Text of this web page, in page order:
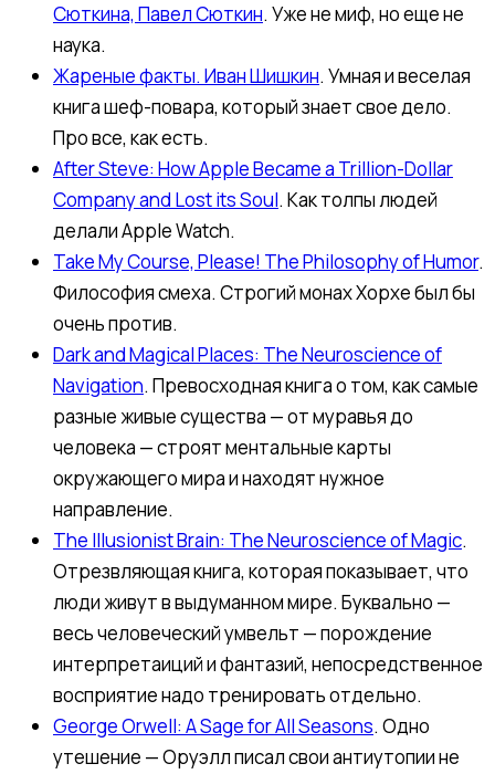
Сюткина, Павел Сюткин. Уже не миф, но еще не
наука.
Жареные факты. Иван Шишкин. Умная и веселая
книга шеф-повара, который знает свое дело.
Про все, как есть.
After Steve: How Apple Became a Trillion-Dollar
Company and Lost its Soul. Как толпы людей
делали Apple Watch.
Take My Course, Please! The Philosophy of Humor.
Философия смеха. Строгий монах Хорхе был бы
очень против.
Dark and Magical Places: The Neuroscience of
Navigation. Превосходная книга о том, как самые
разные живые существа — от муравья до
человека — строят ментальные карты
окружающего мира и находят нужное
направление.
The Illusionist Brain: The Neuroscience of Magic.
Отрезвляющая книга, которая показывает, что
люди живут в выдуманном мире. Буквально —
весь человеческий умвельт — порождение
интерпретаиций и фантазий, непосредственное
восприятие надо тренировать отдельно.
George Orwell: A Sage for All Seasons. Одно
утешение — Оруэлл писал свои антиутопии не